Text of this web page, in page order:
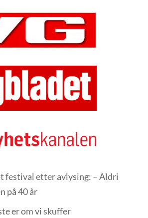
festival etter avlysing: – Aldri
på 40 år
er om vi skuffer